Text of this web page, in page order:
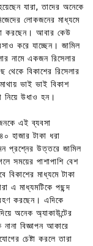
যারা, তাদের অনেকে
লোকজনের মাধ্যমে
করছেন। আবার কেউ
করে যাচ্ছেন। জামিল
নামে একজন রিসেলার
বিকাশের রিসেলার
ভাই ভাই বিকাশ
নিয়ে উধাও হন।
এই ব্যবসা
হাজার টাকা ধরা
প্রশ্নের উত্তরে জামিল
সময়ের পাশাপাশি বেশ
মাধ্যমে টাকা
এ মাধ্যমটিকে পছন্দ
করছেন। এদিকে
অনেক অ্যাকাউন্টের
বিজ্ঞাপন আকারে
চেষ্টা করলে তারা